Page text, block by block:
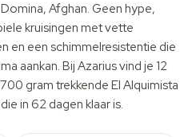
Afghan. Geen hype,
kruisingen met vette
en een schimmelresistentie die
aankan. Bij Azarius vind je 12
gram trekkende El Alquimista
in 62 dagen klaar is.